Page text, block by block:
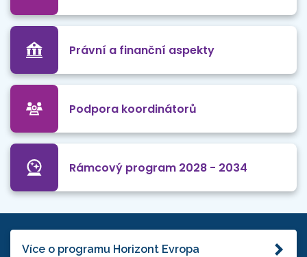
Právní a finanční aspekty
Podpora koordinátorů
Rámcový program 2028 - 2034
Více o programu Horizont Evropa